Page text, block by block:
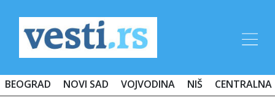
BEOGRAD NOVI SAD VOJVODINA NIŠ CENTRALNA